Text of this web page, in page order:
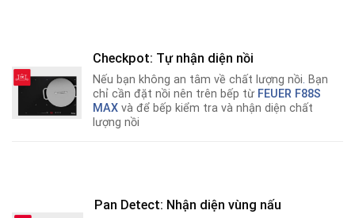
Checkpot: Tự nhận diện nồi
Nếu bạn không an tâm về chất lượng nồi. Bạn
chỉ cần đặt nồi nên trên bếp từ FEUER F88S
MAX và để bếp kiểm tra và nhận diện chất
lượng nồi
Pan Detect: Nhận diện vùng nấu